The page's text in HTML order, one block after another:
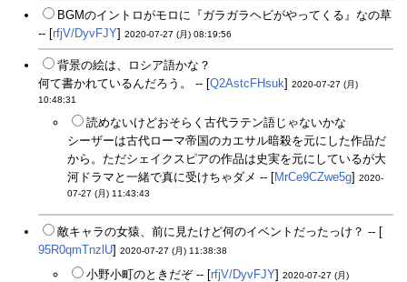
BGMのイントロがモロに『ガラガラヘビがやってくる』なの草
-- [rfjV/DyvFJY] 2020-07-27 (月) 08:19:56
背景の絵は、ロシア語かな？
何て書かれているんだろう。 -- [Q2AstcFHsuk] 2020-07-27 (月)
10:48:31
読めないけどおそらく古代ラテン語じゃないかな
シーザーは古代ローマ帝国のカエサル暗殺を元にした作品だ
から。ただシェイクスピアの作品は史実を元にしているが大
河ドラマと一緒で真に受けちゃダメ -- [MrCe9CZwe5g] 2020-
07-27 (月) 11:43:43
敵キャラの女猿、前に見たけど何のイベントだったっけ？ -- [
95R0qmTnzlU] 2020-07-27 (月) 11:38:38
小野小町のときだぞ -- [rfjV/DyvFJY] 2020-07-27 (月)